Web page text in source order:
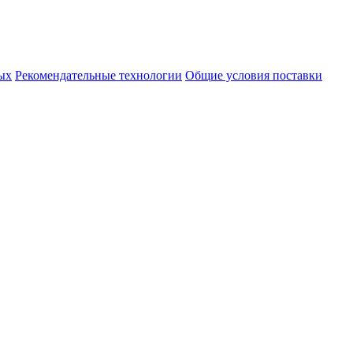
Рекомендательные технологии Общие условия поставки